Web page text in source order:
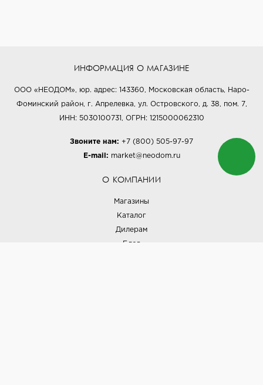
ИНФОРМАЦИЯ О МАГАЗИНЕ
ООО «НЕОДОМ», юр. адрес: 143360, Московская область, Наро-
Фоминский район, г. Апрелевка, ул. Островского, д. 38, пом. 7,
ИНН: 5030100731, ОГРН: 1215000062310
Звоните нам: +7 (800) 505-97-97
E-mail: market@neodom.ru
О КОМПАНИИ
Магазины
Каталог
Дилерам
Блог